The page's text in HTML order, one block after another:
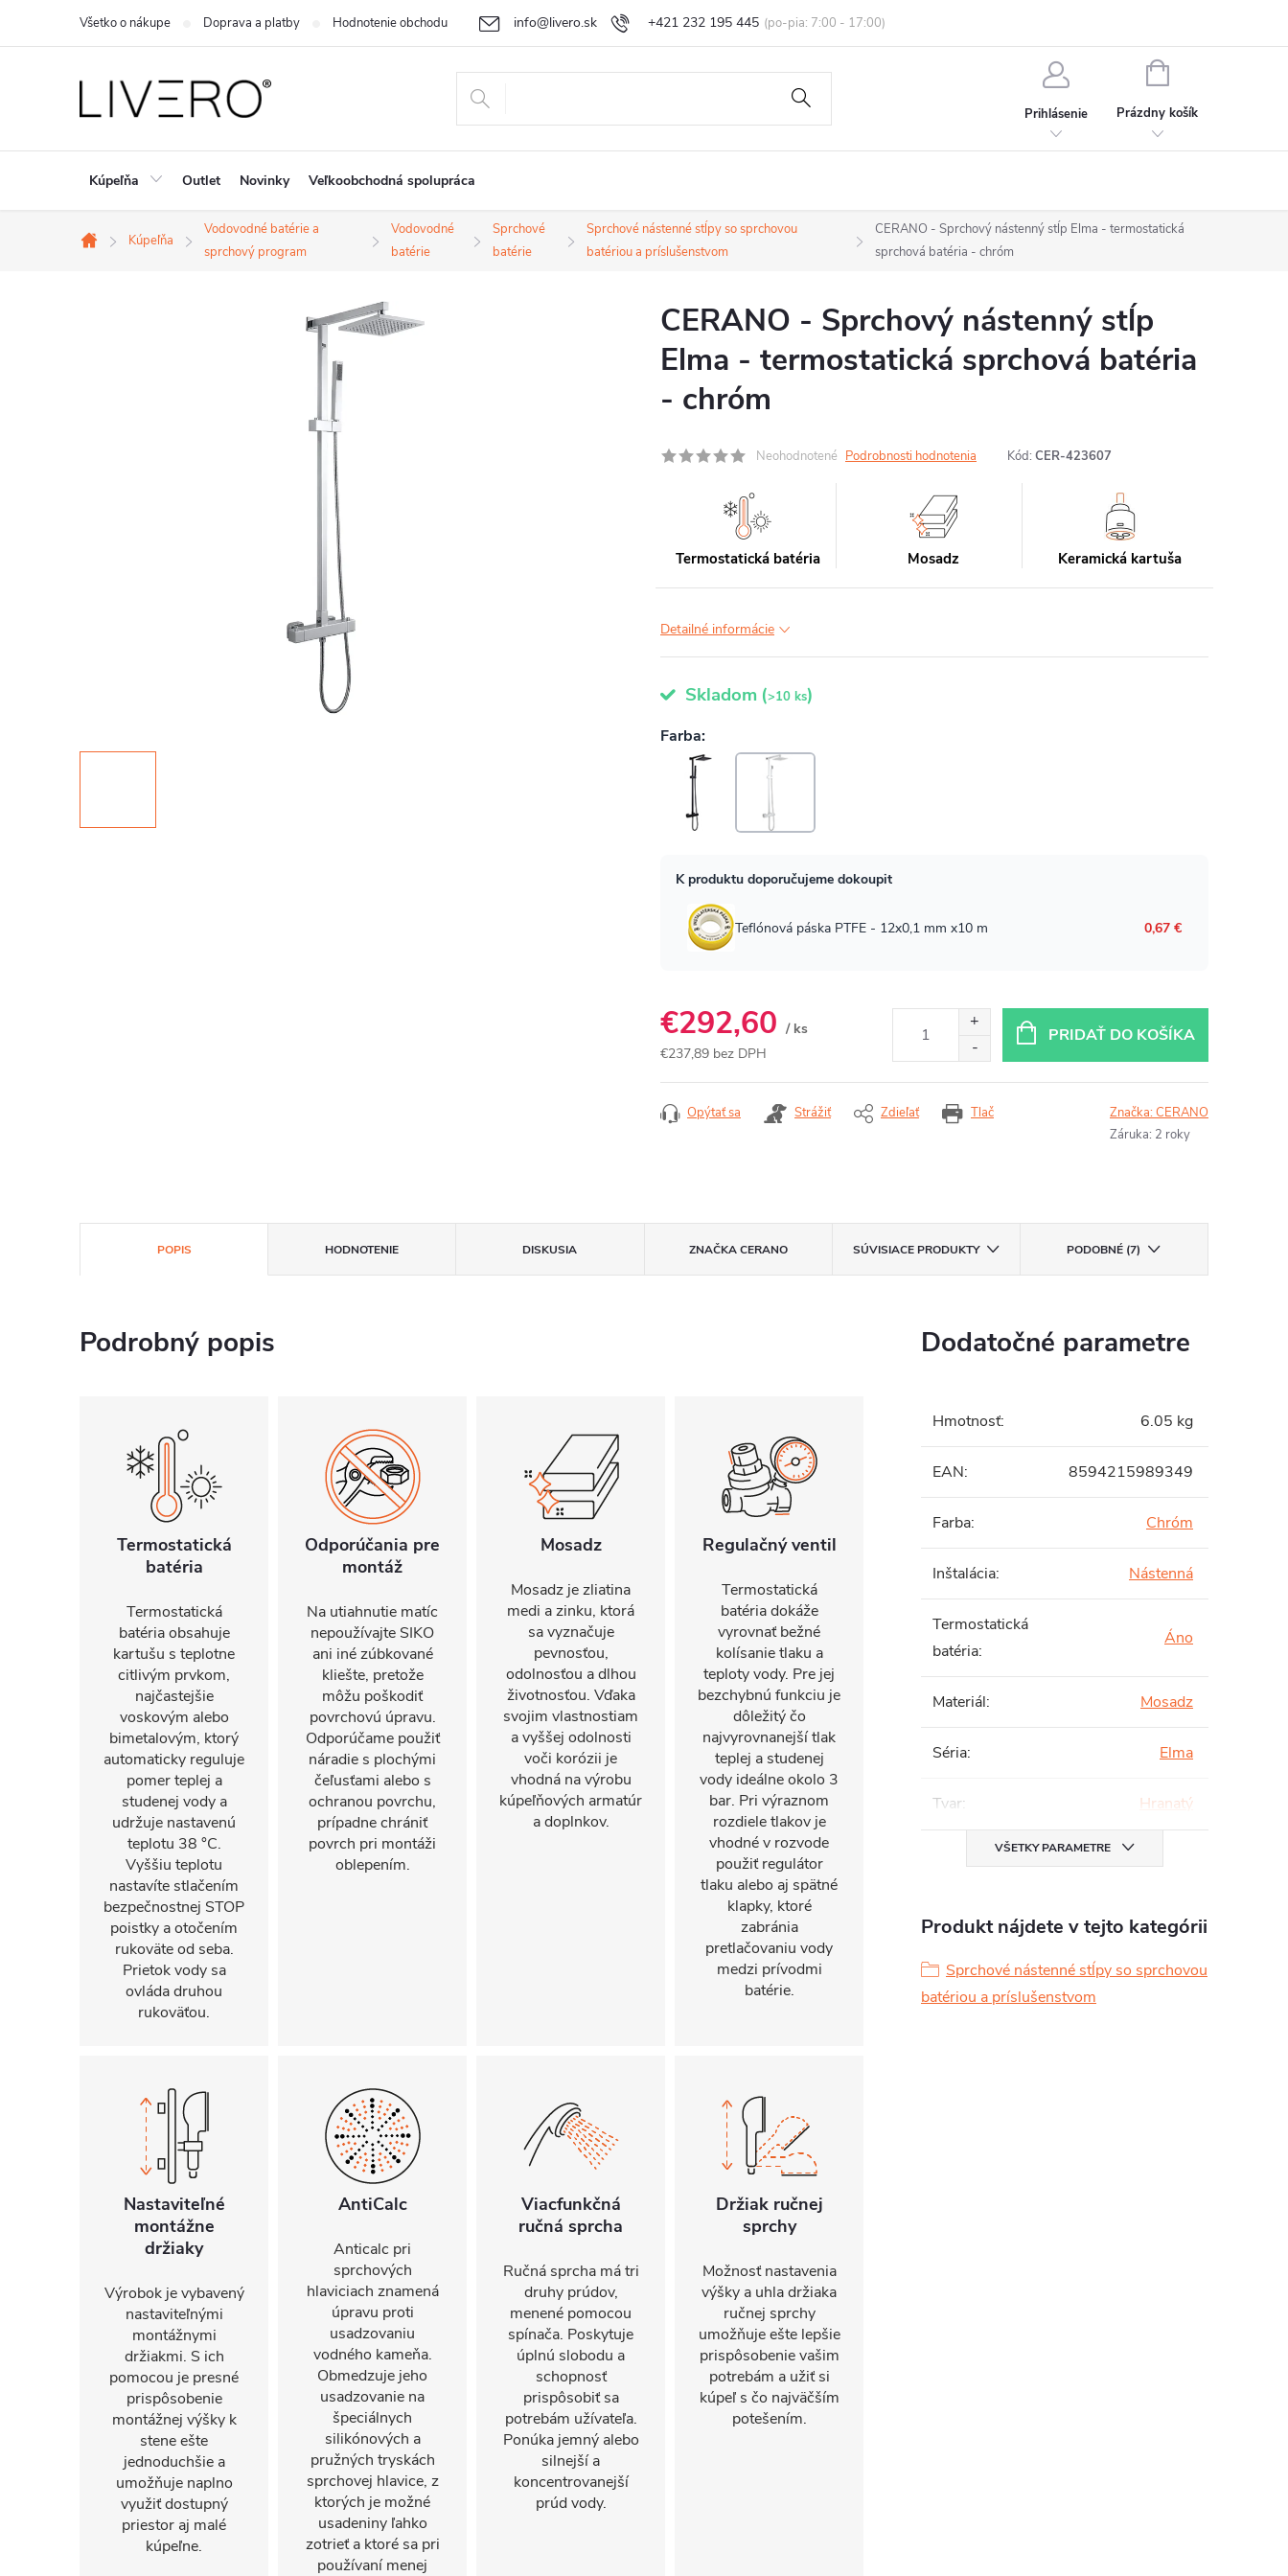
+421 232 195 445
info@livero.sk
Všetko o nákupe Doprava a platby Hodnotenie obchodu Vrátenie tovaru a reklamácia Obchodné podmienky Podmienky ochrany osobných údajov
Prihlásenie
NÁKUPNÝ
Prázdny košík
Kúpeľňa Outlet Novinky Veľkoobchodná spolupráca
Domov
Kúpeľňa
Vodovodné batérie a
sprchový program
Vodovodné
batérie
Sprchové
batérie
Sprchové nástenné stĺpy so sprchovou
batériou a príslušenstvom
CERANO - Sprchový nástenný stĺp Elma - termostatická
sprchová batéria - chróm
CERANO - Sprchový nástenný stĺp
Elma - termostatická sprchová batéria
- chróm
Neohodnotené Podrobnosti hodnotenia Kód: CER-423607
Termostatická batéria Mosadz Keramická kartuša
Detailné informácie
Skladom (>10 ks)
€292,60 / ks
€237,89 bez DPH
PRIDAŤ DO KOŠÍKA
Tlač
Opýtať sa Strážiť Zdieľať Značka:CERANO
Záruka: 2 roky
POPIS HODNOTENIE DISKUSIA ZNAČKACERANO SÚVISIACE PRODUKTY PODOBNÉ (7)
Podrobný popis
Termostatická
batéria
Termostatická
batéria obsahuje
kartušu s teplotne
citlivým prvkom,
najčastejšie
voskovým alebo
bimetalovým, ktorý
automaticky reguluje
pomer teplej a
studenej vody a
udržuje nastavenú
teplotu 38 °C.
Vyššiu teplotu
nastavíte stlačením
bezpečnostnej STOP
poistky a otočením
rukoväte od seba.
Prietok vody sa
ovláda druhou
rukoväťou.
Odporúčania pre
montáž
Na utiahnutie matíc
nepoužívajte SIKO
ani iné zúbkované
kliešte, pretože
môžu poškodiť
povrchovú úpravu.
Odporúčame použiť
náradie s plochými
čeľusťami alebo s
ochranou povrchu,
prípadne chrániť
povrch pri montáži
oblepením.
Mosadz
Mosadz je zliatina
medi a zinku, ktorá
sa vyznačuje
pevnosťou,
odolnosťou a dlhou
životnosťou. Vďaka
svojim vlastnostiam
a vyššej odolnosti
voči korózii je
vhodná na výrobu
kúpeľňových armatúr
a doplnkov.
Regulačný ventil
Termostatická
batéria dokáže
vyrovnať bežné
kolísanie tlaku a
teploty vody. Pre jej
bezchybnú funkciu je
dôležitý čo
najvyrovnanejší tlak
teplej a studenej
vody ideálne okolo 3
bar. Pri výraznom
rozdiele tlakov je
vhodné v rozvode
použiť regulátor
tlaku alebo aj spätné
klapky, ktoré
zabránia
pretlačovaniu vody
medzi prívodmi
batérie.
Nastaviteľné
montážne
držiaky
Výrobok je vybavený
nastaviteľnými
montážnymi
držiakmi. S ich
pomocou je presné
prispôsobenie
montážnej výšky k
stene ešte
jednoduchšie a
umožňuje naplno
využiť dostupný
priestor aj malé
kúpeľne.
AntiCalc
Anticalc pri
sprchových
hlaviciach znamená
úpravu proti
usadzovaniu
vodného kameňa.
Obmedzuje jeho
usadzovanie na
špeciálnych
silikónových a
pružných tryskách
sprchovej hlavice, z
ktorých je možné
usadeniny ľahko
zotrieť a ktoré sa pri
používaní menej
Viacfunkčná
ručná sprcha
Ručná sprcha má tri
druhy prúdov,
menené pomocou
spínača. Poskytuje
úplnú slobodu a
schopnosť
prispôsobiť sa
potrebám užívateľa.
Ponúka jemný alebo
silnejší a
koncentrovanejší
prúd vody.
Držiak ručnej
sprchy
Možnosť nastavenia
výšky a uhla držiaka
ručnej sprchy
umožňuje ešte lepšie
prispôsobenie vašim
potrebám a užiť si
kúpeľ s čo najväčším
potešením.
Dodatočné parametre
Hmotnosť: 6.05 kg
EAN: 8594215989349
Farba: Chróm
Inštalácia: Nástenná
Termostatická
batéria:
Áno
Materiál: Mosadz
Séria: Elma
Tvar: Hranatý
VŠETKY PARAMETRE
Produkt nájdete v tejto kategórii
Sprchové nástenné stĺpy so sprchovou
batériou a príslušenstvom